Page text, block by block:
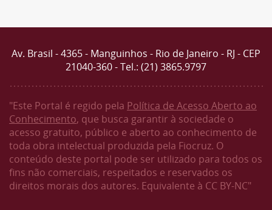
Av. Brasil - 4365 - Manguinhos - Rio de Janeiro - RJ - CEP
21040-360 - Tel.: (21) 3865.9797
"Este Portal é regido pela Política de Acesso Aberto ao
Conhecimento, que busca garantir à sociedade o
acesso gratuito, público e aberto ao conhecimento de
toda obra intelectual produzida pela Fiocruz. O
conteúdo deste portal pode ser utilizado para todos os
fins não comerciais, respeitados e reservados os
direitos morais dos autores. Equivalente à CC BY-NC"